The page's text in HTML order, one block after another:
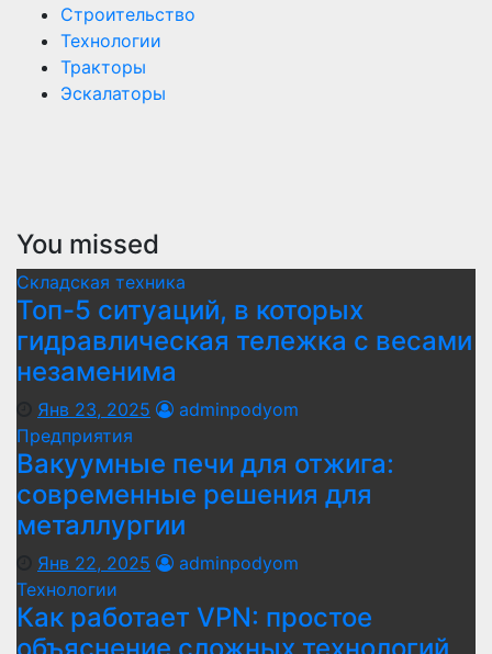
Строительство
Технологии
Тракторы
Эскалаторы
You missed
Складская техника
Топ-5 ситуаций, в которых
гидравлическая тележка с весами
незаменима
Янв 23, 2025
adminpodyom
Предприятия
Вакуумные печи для отжига:
современные решения для
металлургии
Янв 22, 2025
adminpodyom
Технологии
Как работает VPN: простое